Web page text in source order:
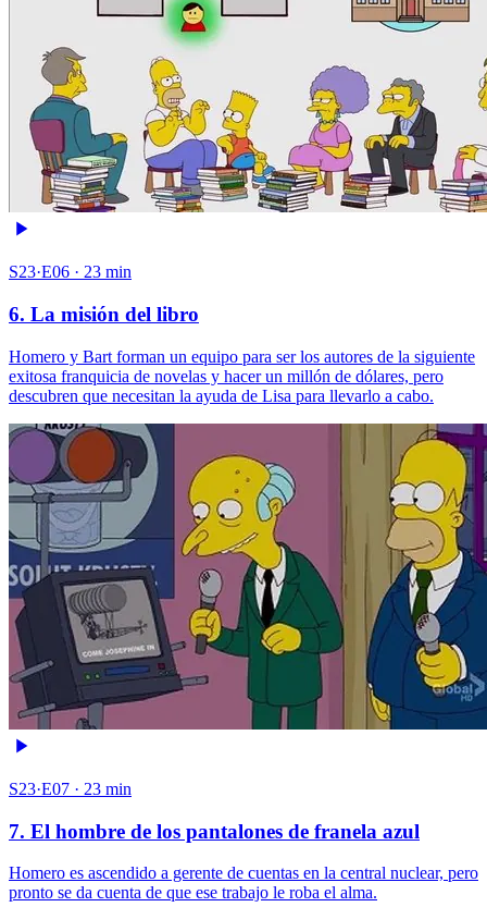
S23·E06 · 23 min
6. La misión del libro
Homero y Bart forman un equipo para ser los autores de la siguiente
exitosa franquicia de novelas y hacer un millón de dólares, pero
descubren que necesitan la ayuda de Lisa para llevarlo a cabo.
S23·E07 · 23 min
7. El hombre de los pantalones de franela azul
Homero es ascendido a gerente de cuentas en la central nuclear, pero
pronto se da cuenta de que ese trabajo le roba el alma.